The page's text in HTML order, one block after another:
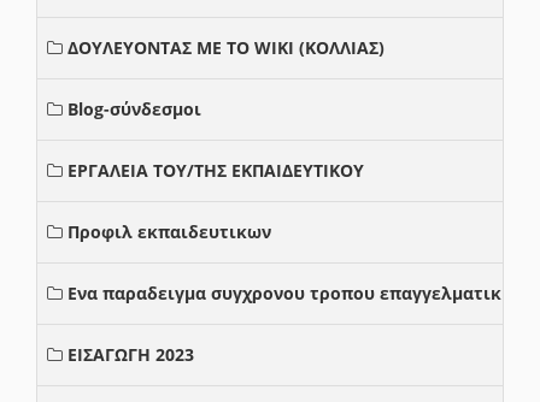
ΔΟΥΛΕΥΟΝΤΑΣ ΜΕ ΤΟ WIKI (ΚΟΛΛΙΑΣ)
Blog-σύνδεσμοι
ΕΡΓΑΛΕΙΑ ΤΟΥ/ΤΗΣ ΕΚΠΑΙΔΕΥΤΙΚΟΥ
Προφιλ εκπαιδευτικων
Ενα παραδειγμα συγχρονου τροπου επαγγελματικης
ΕΙΣΑΓΩΓΗ 2023